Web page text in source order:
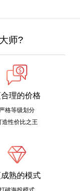
师?
理的价格
严格等级划分
造性价比之王
熟的模式